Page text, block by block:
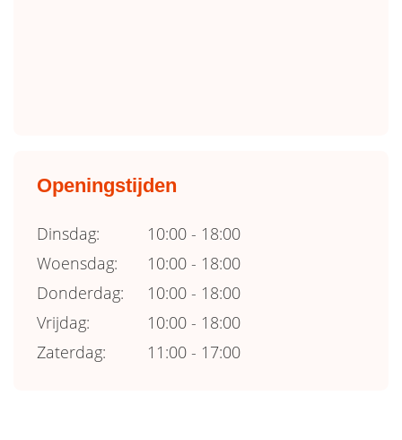
Openingstijden
Dinsdag:
10:00 - 18:00
Woensdag:
10:00 - 18:00
Donderdag:
10:00 - 18:00
Vrijdag:
10:00 - 18:00
Zaterdag:
11:00 - 17:00